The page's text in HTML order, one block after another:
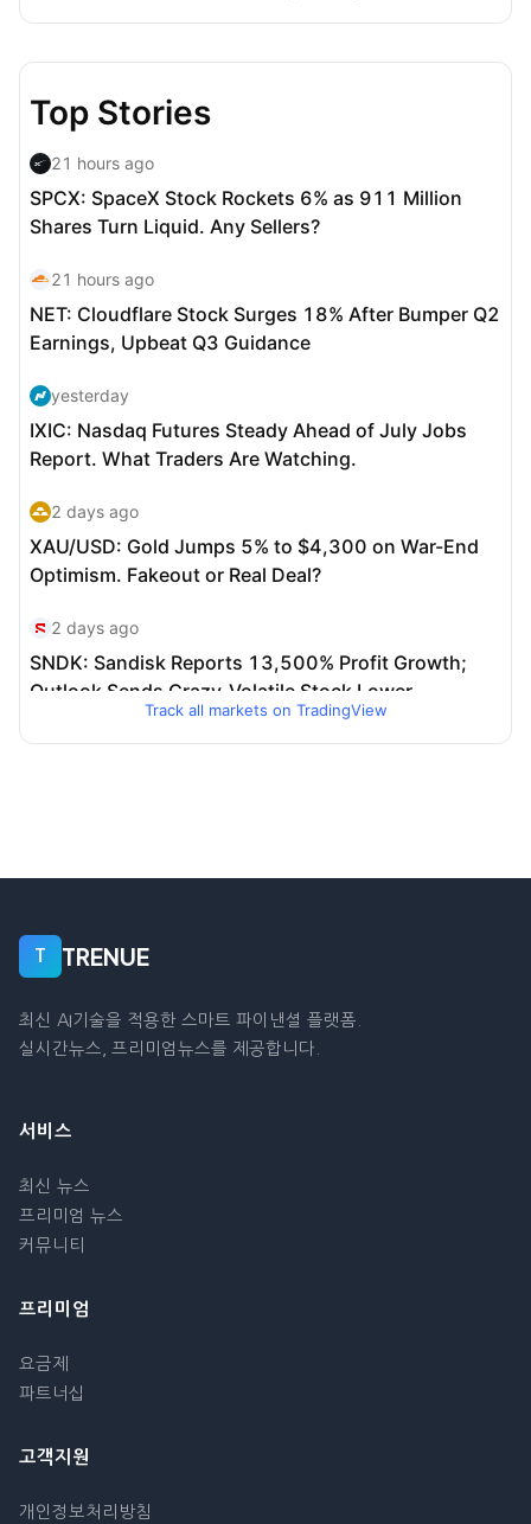
Track all markets on TradingView
T TRENUE
최신 AI기술을 적용한 스마트 파이낸셜 플랫폼.
실시간뉴스, 프리미엄뉴스를 제공합니다.
서비스
최신 뉴스
프리미엄 뉴스
커뮤니티
프리미엄
요금제
파트너십
고객지원
개인정보처리방침